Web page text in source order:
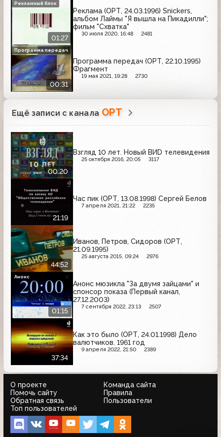
01:27
Реклама (ОРТ, 24.03.1996) Snickers,
альбом Лаймы "Я вышла на Пикадилли";
фильм "Схватка"
30 июля 2020, 16:48 2481
Рекламный блок
00:31
Программа передач (ОРТ, 22.10.1995)
Фрагмент
19 мая 2021, 19:28 2730
Программа передач
Ещё записи с канала ОРТ
00:20
Взгляд 10 лет. Новый ВИD телевидения
25 октября 2016, 20:05 3117
21:19
Час пик (ОРТ, 13.08.1998) Сергей Белов
7 апреля 2021, 21:22 2235
44:52
Иванов, Петров, Сидоров (ОРТ,
21.09.1995)
25 августа 2015, 09:24 2976
01:15
Анонс мюзикла "За двумя зайцами" и
спонсор показа (Первый канал,
27.12.2003)
7 сентября 2022, 23:13 2507
Анонс
37:34
Как это было (ОРТ, 24.01.1998) Дело
валютчиков. 1961 год
9 апреля 2022, 21:50 2389
О проекте
Команда сайта
Помочь сайту
Правила
Обратная связь
Пользователи
Топ пользователей